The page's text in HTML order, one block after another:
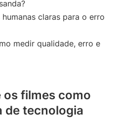
claras para o erro
medir qualidade, erro e
os filmes como
de tecnologia